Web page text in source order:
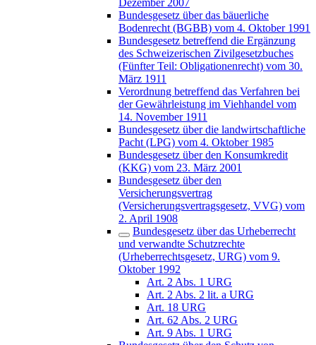
Dezember 2007
Bundesgesetz über das bäuerliche
Bodenrecht (BGBB) vom 4. Oktober 1991
Bundesgesetz betreffend die Ergänzung
des Schweizerischen Zivilgesetzbuches
(Fünfter Teil: Obligationenrecht) vom 30.
März 1911
Verordnung betreffend das Verfahren bei
der Gewährleistung im Viehhandel vom
14. November 1911
Bundesgesetz über die landwirtschaftliche
Pacht (LPG) vom 4. Oktober 1985
Bundesgesetz über den Konsumkredit
(KKG) vom 23. März 2001
Bundesgesetz über den
Versicherungsvertrag
(Versicherungsvertragsgesetz, VVG) vom
2. April 1908
Bundesgesetz über das Urheberrecht
und verwandte Schutzrechte
(Urheberrechtsgesetz, URG) vom 9.
Oktober 1992
Art. 2 Abs. 1 URG
Art. 2 Abs. 2 lit. a URG
Art. 18 URG
Art. 62 Abs. 2 URG
Art. 9 Abs. 1 URG